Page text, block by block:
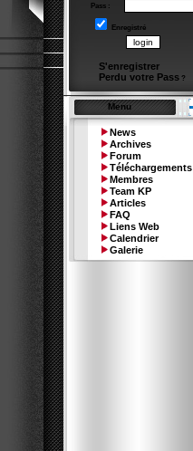
Pass :
Enregistré
S'enregistrer
Perdu votre Pass ?
Menu
News
Archives
Forum
Téléchargements
Membres
Team KP
Articles
FAQ
Liens Web
Calendrier
Galerie